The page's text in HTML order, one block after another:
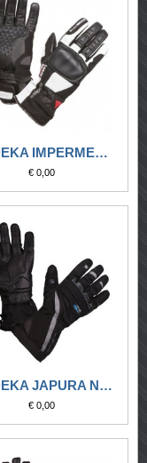
MODEKA IMPERMEABILE TACOMA LADY NERO-GRIGIO CHIARO
€ 0,00
MODEKA JAPURA NERO-GRIGIO SCURO
€ 0,00